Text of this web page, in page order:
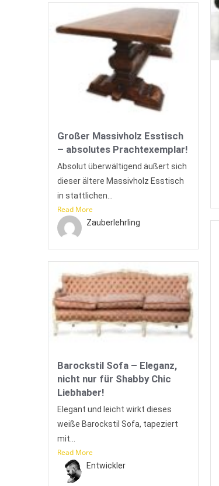
Großer Massivholz Esstisch
– absolutes Prachtexemplar!
Absolut überwältigend äußert sich
dieser ältere Massivholz Esstisch
in stattlichen...
Read More
Zauberlehrling
Barockstil Sofa – Eleganz,
nicht nur für Shabby Chic
Liebhaber!
Elegant und leicht wirkt dieses
weiße Barockstil Sofa, tapeziert
mit...
Read More
Entwickler